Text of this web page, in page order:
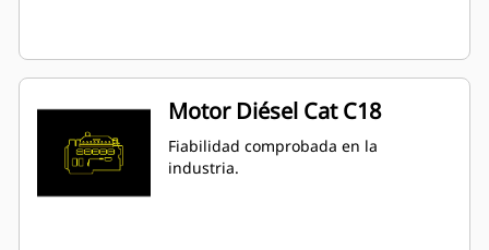
Motor Diésel Cat C18
Fiabilidad comprobada en la
industria.